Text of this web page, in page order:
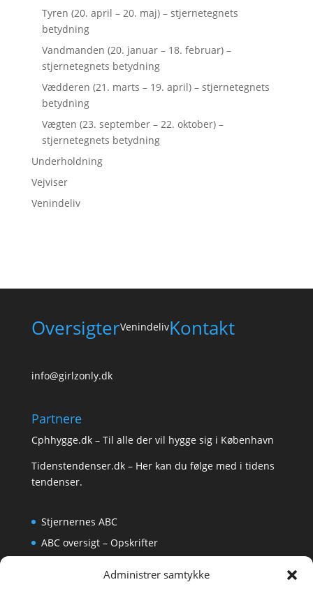
Administrer samtykke
Tyren (20. april – 20. maj) – stjernetegnets
betydning
Vandmanden (20. januar – 18. februar) –
stjernetegnets betydning
Vædderen (21. marts – 19. april) – stjernetegnets
betydning
Vægten (23. september – 22. oktober) –
stjernetegnets betydning
Underholdning
Vejviser
Venindeliv
OversigterVenindelivKontakt
info@girlzonly.dk
Partnere
Cphhygge.dk– Til alle der vil hygge sig i København
Tidenstendenser.dk– Her kan du følge med i tidens
tendenser.
Stjernernes ABC
ABC oversigt – Opskrifter